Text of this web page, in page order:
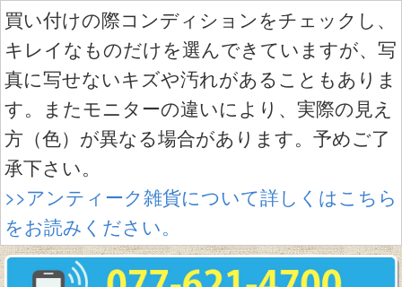
買い付けの際コンディションをチェックし、
キレイなものだけを選んできていますが、写
真に写せないキズや汚れがあることもありま
す。またモニターの違いにより、実際の見え
方（色）が異なる場合があります。予めご了
承下さい。
>>アンティーク雑貨について詳しくはこちら
をお読みください。